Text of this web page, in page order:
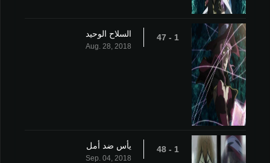
1 - 47 السلاح الوحيد
Aug. 28, 2018
1 - 48 يأس ضد أمل
Sep. 04, 2018